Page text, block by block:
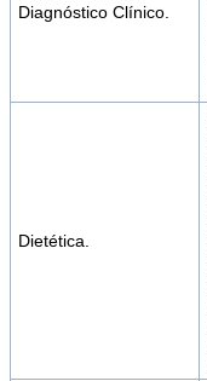
Diagnóstico Clínico.
Dietética.